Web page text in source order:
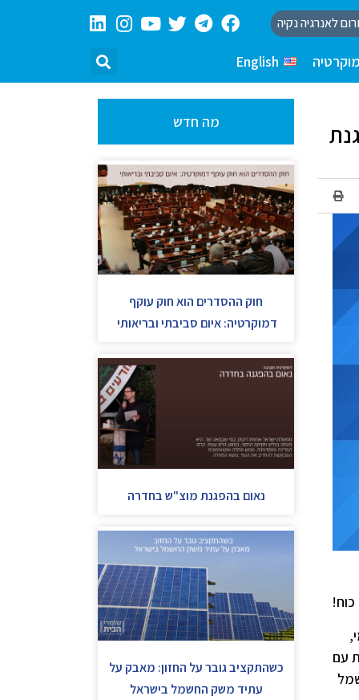
לאנרגיה נקיה
English
עם
מה חדש
חוק ההסדרים הוא חוק עוקף
דמוקרטיה: איום סביבתי ובריאותי
נאום בהפגנת מוצ"ש בחדרה
כשהתקציב גובר על החזון: מאבק על
עתיד משק החשמל בישראל